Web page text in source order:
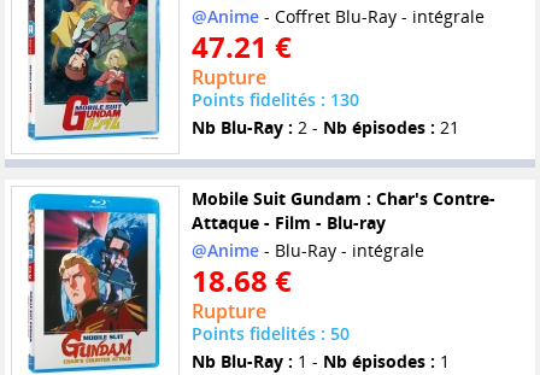
@Anime- Coffret Blu-Ray - intégrale
47.21 €
Rupture
Points fidelités : 130
Nb Blu-Ray : 2 - Nb épisodes : 21
Mobile Suit Gundam : Char's Contre-
Attaque - Film - Blu-ray
@Anime- Blu-Ray - intégrale
18.68 €
Rupture
Points fidelités : 50
Nb Blu-Ray : 1 - Nb épisodes : 1